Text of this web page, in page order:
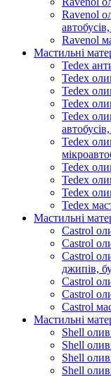
Ravenol
Ravenol
Мастильні
Tedex
Tedex
Tedex
Tedex
Tedex
Tedex
Tedex
Tedex
Tedex
Tedex
Мастильні
Castrol
Castrol
Castrol
джипів,
Castrol
Castrol
Castrol
Мастильні
Shell
Shell
Shell
Shell